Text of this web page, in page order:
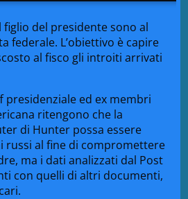
figlio del presidente sono al
federale. L’obiettivo è capire
al fisco gli introiti arrivati
presidenziale ed ex membri
ritengono che la
di Hunter possa essere
russi al fine di compromettere
ma i dati analizzati dal Post
con quelli di altri documenti,